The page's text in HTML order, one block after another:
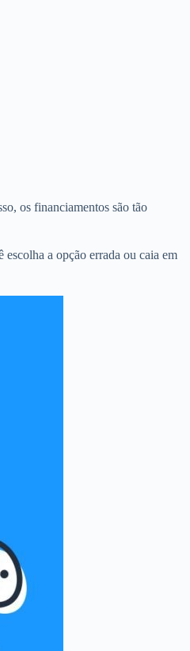
os financiamentos são tão
a opção errada ou caia em